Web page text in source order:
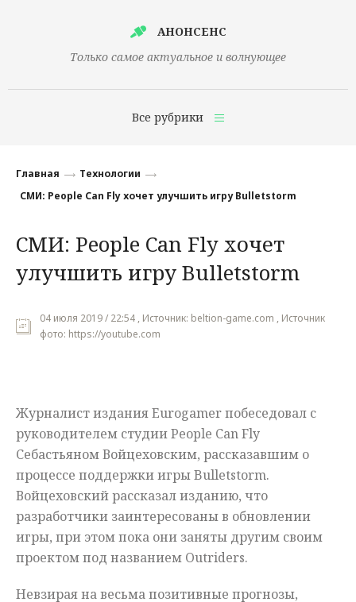
АНОНСЕНС
Только самое актуальное и волнующее
Все рубрики
Финансы
Наука
Культура
Общество
Происшествия
Главная
Технологии
СМИ: People Can Fly хочет улучшить игру Bulletstorm
СМИ: People Can Fly хочет
улучшить игру Bulletstorm
04 июля 2019 / 22:54 , Источник: beltion-game.com , Источник
фото: https://youtube.com
Журналист издания Eurogamer побеседовал с
руководителем студии People Can Fly
Себастьяном Войцеховским, рассказавшим о
процессе поддержки игры Bulletstorm.
Войцеховский рассказал изданию, что
разработчики заинтересованы в обновлении
игры, при этом пока они заняты другим своим
проектом под названием Outriders.
Невзирая на весьма позитивные прогнозы,